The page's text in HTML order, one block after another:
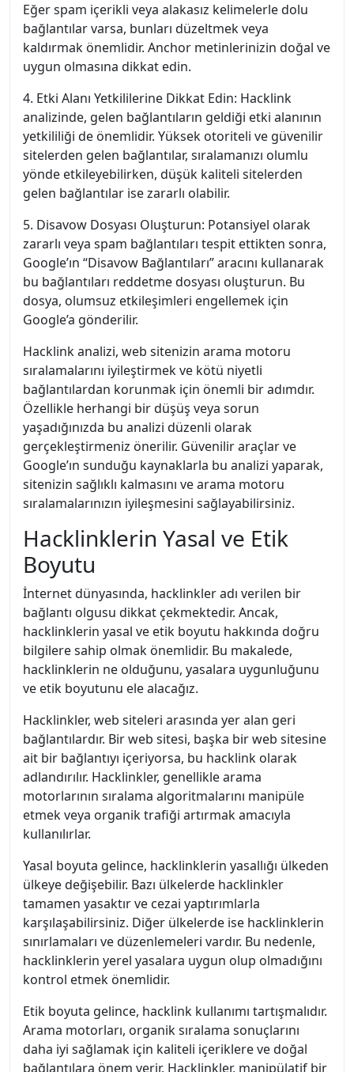
Eğer spam içerikli veya alakasız kelimelerle dolu
bağlantılar varsa, bunları düzeltmek veya
kaldırmak önemlidir. Anchor metinlerinizin doğal ve
uygun olmasına dikkat edin.
4. Etki Alanı Yetkililerine Dikkat Edin: Hacklink
analizinde, gelen bağlantıların geldiği etki alanının
yetkililiği de önemlidir. Yüksek otoriteli ve güvenilir
sitelerden gelen bağlantılar, sıralamanızı olumlu
yönde etkileyebilirken, düşük kaliteli sitelerden
gelen bağlantılar ise zararlı olabilir.
5. Disavow Dosyası Oluşturun: Potansiyel olarak
zararlı veya spam bağlantıları tespit ettikten sonra,
Google’ın “Disavow Bağlantıları” aracını kullanarak
bu bağlantıları reddetme dosyası oluşturun. Bu
dosya, olumsuz etkileşimleri engellemek için
Google’a gönderilir.
Hacklink analizi, web sitenizin arama motoru
sıralamalarını iyileştirmek ve kötü niyetli
bağlantılardan korunmak için önemli bir adımdır.
Özellikle herhangi bir düşüş veya sorun
yaşadığınızda bu analizi düzenli olarak
gerçekleştirmeniz önerilir. Güvenilir araçlar ve
Google’ın sunduğu kaynaklarla bu analizi yaparak,
sitenizin sağlıklı kalmasını ve arama motoru
sıralamalarınızın iyileşmesini sağlayabilirsiniz.
Hacklinklerin Yasal ve Etik
Boyutu
İnternet dünyasında, hacklinkler adı verilen bir
bağlantı olgusu dikkat çekmektedir. Ancak,
hacklinklerin yasal ve etik boyutu hakkında doğru
bilgilere sahip olmak önemlidir. Bu makalede,
hacklinklerin ne olduğunu, yasalara uygunluğunu
ve etik boyutunu ele alacağız.
Hacklinkler, web siteleri arasında yer alan geri
bağlantılardır. Bir web sitesi, başka bir web sitesine
ait bir bağlantıyı içeriyorsa, bu hacklink olarak
adlandırılır. Hacklinkler, genellikle arama
motorlarının sıralama algoritmalarını manipüle
etmek veya organik trafiği artırmak amacıyla
kullanılırlar.
Yasal boyuta gelince, hacklinklerin yasallığı ülkeden
ülkeye değişebilir. Bazı ülkelerde hacklinkler
tamamen yasaktır ve cezai yaptırımlarla
karşılaşabilirsiniz. Diğer ülkelerde ise hacklinklerin
sınırlamaları ve düzenlemeleri vardır. Bu nedenle,
hacklinklerin yerel yasalara uygun olup olmadığını
kontrol etmek önemlidir.
Etik boyuta gelince, hacklink kullanımı tartışmalıdır.
Arama motorları, organik sıralama sonuçlarını
daha iyi sağlamak için kaliteli içeriklere ve doğal
bağlantılara önem verir. Hacklinkler, manipülatif bir